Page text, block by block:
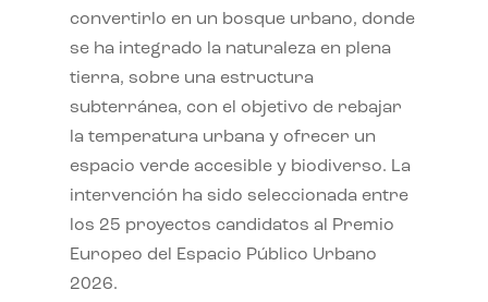
convertirlo en un bosque urbano, donde
se ha integrado la naturaleza en plena
tierra, sobre una estructura
subterránea, con el objetivo de rebajar
la temperatura urbana y ofrecer un
espacio verde accesible y biodiverso. La
intervención ha sido seleccionada entre
los 25 proyectos candidatos al Premio
Europeo del Espacio Público Urbano
2026.